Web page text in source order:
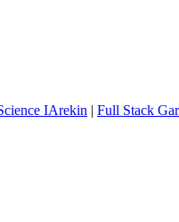
IArekin | Full Stack